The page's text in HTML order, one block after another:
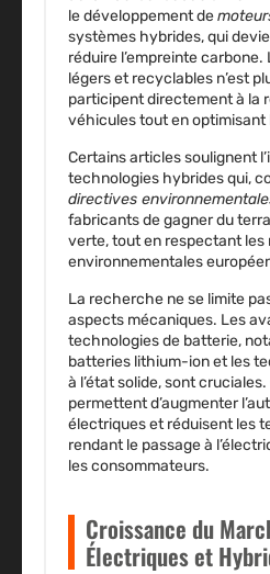
le développement de
systèmes hybrides, qui
réduire l’empreinte carbone.
légerset recyclables n’est
participent directement à la
véhiculestout en
Certains articles soulignent
technologies hybridesqui,
directives
fabricants de gagner du
verte, tout en respectant les
environnementales
La recherche ne se limite
aspects mécaniques. Les
technologies de batterie,
batteries lithium-ion et les
à l’état solide, sont
permettent d’augmenter
électriques et réduisent les
rendant le passage à
les consommateurs.
Croissance du
Électriques et